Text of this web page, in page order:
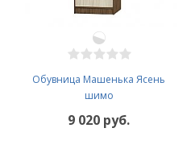
Обувница Машенька Ясень
шимо
9 020 руб.